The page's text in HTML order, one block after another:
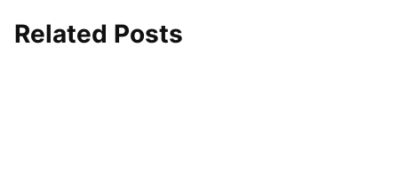
Related Posts